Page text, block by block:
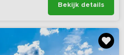
Bekijk details